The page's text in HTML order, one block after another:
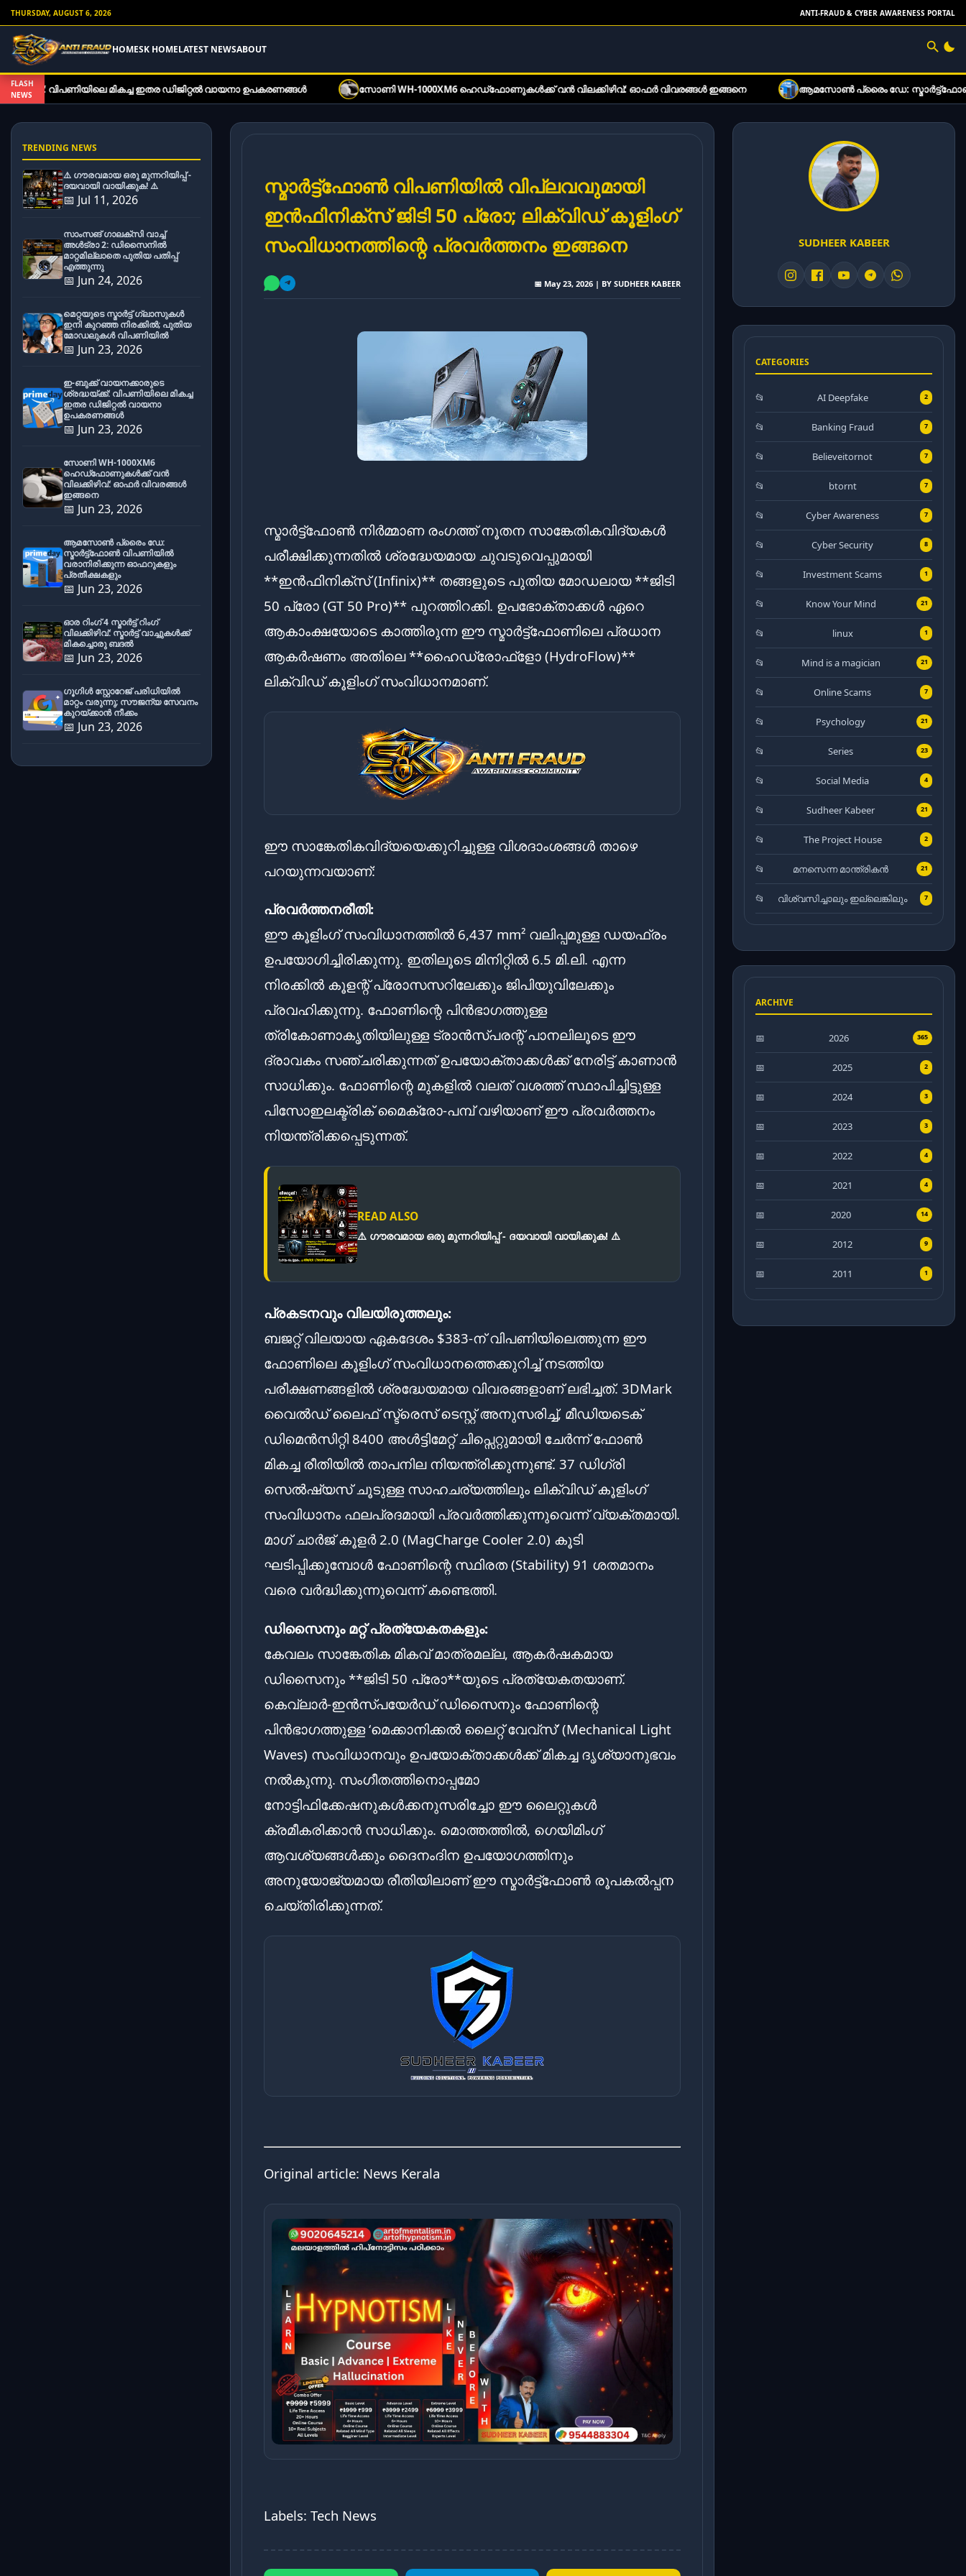
THURSDAY, AUGUST 6, 2026 ANTI-FRAUD & CYBER AWARENESS PORTAL
HOMESK HOMELATEST NEWSABOUT
FLASH
NEWS ഇതര ഡിജിറ്റൽ വായനാ ഉപകരണങ്ങൾ സോണി WH-1000XM6 ഹെഡ്‌ഫോണുകൾക്ക് വൻ വിലക്കിഴിവ്: ഓഫർ വിവരങ്ങൾ ഇങ്ങനെ ആമസോൺ പ്രൈം ഡേ: സ്മാർട്ട്ഫോൺ വിപണിയിൽ
TRENDING NEWS
⚠️ ഗൗരവമായ ഒരു മുന്നറിയിപ്പ് -
ദയവായി വായിക്കുക! ⚠️
📅 Jul 11, 2026
സാംസങ് ഗാലക്സി വാച്ച്
അൾട്രാ 2: ഡിസൈനിൽ
മാറ്റമില്ലാതെ പുതിയ പതിപ്പ്
എത്തുന്നു
📅 Jun 24, 2026
മെറ്റയുടെ സ്മാർട്ട് ഗ്ലാസുകൾ
ഇനി കുറഞ്ഞ നിരക്കിൽ; പുതിയ
മോഡലുകൾ വിപണിയിൽ
📅 Jun 23, 2026
ഇ-ബുക്ക് വായനക്കാരുടെ
ശ്രദ്ധയ്ക്ക്: വിപണിയിലെ മികച്ച
ഇതര ഡിജിറ്റൽ വായനാ
ഉപകരണങ്ങൾ
📅 Jun 23, 2026
സോണി WH-1000XM6
ഹെഡ്‌ഫോണുകൾക്ക് വൻ
വിലക്കിഴിവ്: ഓഫർ വിവരങ്ങൾ
ഇങ്ങനെ
📅 Jun 23, 2026
ആമസോൺ പ്രൈം ഡേ:
സ്മാർട്ട്ഫോൺ വിപണിയിൽ
വരാനിരിക്കുന്ന ഓഫറുകളും
പ്രതീക്ഷകളും
📅 Jun 23, 2026
ഓര റിംഗ് 4 സ്മാർട്ട് റിംഗ്
വിലക്കിഴിവ്: സ്മാർട്ട് വാച്ചുകൾക്ക്
മികച്ചൊരു ബദൽ
📅 Jun 23, 2026
ഗൂഗിൾ സ്റ്റോറേജ് പരിധിയിൽ
മാറ്റം വരുന്നു; സൗജന്യ സേവനം
കുറയ്ക്കാൻ നീക്കം
📅 Jun 23, 2026
സ്മാർട്ട്ഫോൺ വിപണിയിൽ വിപ്ലവവുമായി
ഇൻഫിനിക്സ് ജിടി 50 പ്രോ; ലിക്വിഡ് കൂളിംഗ്
സംവിധാനത്തിന്റെ പ്രവർത്തനം ഇങ്ങനെ
📅 May 23, 2026 | BY SUDHEER KABEER
സ്മാർട്ട്ഫോൺ നിർമ്മാണ രംഗത്ത് നൂതന സാങ്കേതികവിദ്യകൾ
പരീക്ഷിക്കുന്നതിൽ ശ്രദ്ധേയമായ ചുവടുവെപ്പുമായി
**ഇൻഫിനിക്സ് (Infinix)** തങ്ങളുടെ പുതിയ മോഡലായ **ജിടി
50 പ്രോ (GT 50 Pro)** പുറത്തിറക്കി. ഉപഭോക്താക്കൾ ഏറെ
ആകാംക്ഷയോടെ കാത്തിരുന്ന ഈ സ്മാർട്ട്ഫോണിലെ പ്രധാന
ആകർഷണം അതിലെ **ഹൈഡ്രോഫ്ളോ (HydroFlow)**
ലിക്വിഡ് കൂളിംഗ് സംവിധാനമാണ്.
ഈ സാങ്കേതികവിദ്യയെക്കുറിച്ചുള്ള വിശദാംശങ്ങൾ താഴെ
പറയുന്നവയാണ്:
പ്രവർത്തനരീതി:
ഈ കൂളിംഗ് സംവിധാനത്തിൽ 6,437 mm² വലിപ്പമുള്ള ഡയഫ്രം
ഉപയോഗിച്ചിരിക്കുന്നു. ഇതിലൂടെ മിനിറ്റിൽ 6.5 മി.ലി. എന്ന
നിരക്കിൽ കൂളന്റ് പ്രോസസറിലേക്കും ജിപിയുവിലേക്കും
പ്രവഹിക്കുന്നു. ഫോണിന്റെ പിൻഭാഗത്തുള്ള
ത്രികോണാകൃതിയിലുള്ള ട്രാൻസ്പരന്റ് പാനലിലൂടെ ഈ
ദ്രാവകം സഞ്ചരിക്കുന്നത് ഉപയോക്താക്കൾക്ക് നേരിട്ട് കാണാൻ
സാധിക്കും. ഫോണിന്റെ മുകളിൽ വലത് വശത്ത് സ്ഥാപിച്ചിട്ടുള്ള
പിസോഇലക്ട്രിക് മൈക്രോ-പമ്പ് വഴിയാണ് ഈ പ്രവർത്തനം
നിയന്ത്രിക്കപ്പെടുന്നത്.
READ ALSO
⚠️ ഗൗരവമായ ഒരു മുന്നറിയിപ്പ് - ദയവായി വായിക്കുക! ⚠️
പ്രകടനവും വിലയിരുത്തലും:
ബജറ്റ് വിലയായ ഏകദേശം $383-ന് വിപണിയിലെത്തുന്ന ഈ
ഫോണിലെ കൂളിംഗ് സംവിധാനത്തെക്കുറിച്ച് നടത്തിയ
പരീക്ഷണങ്ങളിൽ ശ്രദ്ധേയമായ വിവരങ്ങളാണ് ലഭിച്ചത്. 3DMark
വൈൽഡ് ലൈഫ് സ്ട്രെസ് ടെസ്റ്റ് അനുസരിച്ച്, മീഡിയടെക്
ഡിമെൻസിറ്റി 8400 അൾട്ടിമേറ്റ് ചിപ്സെറ്റുമായി ചേർന്ന് ഫോൺ
മികച്ച രീതിയിൽ താപനില നിയന്ത്രിക്കുന്നുണ്ട്. 37 ഡിഗ്രി
സെൽഷ്യസ് ചൂടുള്ള സാഹചര്യത്തിലും ലിക്വിഡ് കൂളിംഗ്
സംവിധാനം ഫലപ്രദമായി പ്രവർത്തിക്കുന്നുവെന്ന് വ്യക്തമായി.
മാഗ് ചാർജ് കൂളർ 2.0 (MagCharge Cooler 2.0) കൂടി
ഘടിപ്പിക്കുമ്പോൾ ഫോണിന്റെ സ്ഥിരത (Stability) 91 ശതമാനം
വരെ വർദ്ധിക്കുന്നുവെന്ന് കണ്ടെത്തി.
ഡിസൈനും മറ്റ് പ്രത്യേകതകളും:
കേവലം സാങ്കേതിക മികവ് മാത്രമല്ല, ആകർഷകമായ
ഡിസൈനും **ജിടി 50 പ്രോ**യുടെ പ്രത്യേകതയാണ്.
കെവ്‌ലാർ-ഇൻസ്‌പയേർഡ് ഡിസൈനും ഫോണിന്റെ
പിൻഭാഗത്തുള്ള ‘മെക്കാനിക്കൽ ലൈറ്റ് വേവ്‌സ്’ (Mechanical Light
Waves) സംവിധാനവും ഉപയോക്താക്കൾക്ക് മികച്ച ദൃശ്യാനുഭവം
നൽകുന്നു. സംഗീതത്തിനൊപ്പമോ
നോട്ടിഫിക്കേഷനുകൾക്കനുസരിച്ചോ ഈ ലൈറ്റുകൾ
ക്രമീകരിക്കാൻ സാധിക്കും. മൊത്തത്തിൽ, ഗെയിമിംഗ്
ആവശ്യങ്ങൾക്കും ദൈനംദിന ഉപയോഗത്തിനും
അനുയോജ്യമായ രീതിയിലാണ് ഈ സ്മാർട്ട്ഫോൺ രൂപകൽപ്പന
ചെയ്തിരിക്കുന്നത്.
Original article: News Kerala
Labels: Tech News
SUDHEER KABEER
CATEGORIES
AI Deepfake 2
Banking Fraud 7
Believeitornot 7
btornt 7
Cyber Awareness 7
Cyber Security 8
Investment Scams 1
Know Your Mind 21
linux 1
Mind is a magician 21
Online Scams 7
Psychology 21
Series 23
Social Media 4
Sudheer Kabeer 21
The Project House 2
മനസെന്ന മാന്ത്രികൻ 21
വിശ്വസിച്ചാലും ഇല്ലെങ്കിലും 7
ARCHIVE
2026 365
2025 2
2024 3
2023 3
2022 4
2021 4
2020 14
2012 9
2011 1